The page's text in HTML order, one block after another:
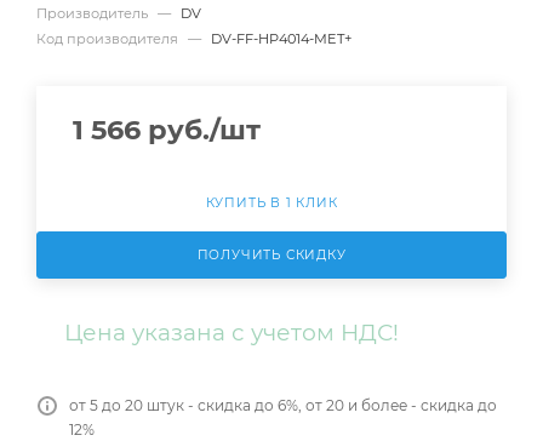
Производитель —
DV
Код производителя
— DV-FF-HP4014-MET+
1 566 руб./шт
КУПИТЬ В 1 КЛИК
ПОЛУЧИТЬ СКИДКУ
Цена указана с учетом НДС!
от 5 до 20 штук - скидка до 6%, от 20 и более - скидка до
12%